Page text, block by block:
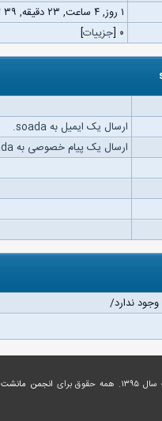
۱ روز, ۴ ساعت, ۲۳ دقیقه, ۳۹ ثانیه
۰ [جزییات]
ارسال یک ایمیل به soada.
ارسال یک پیام خصوصی به soada.
ندارد/
انجمن مانشت